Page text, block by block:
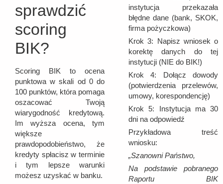
sprawdzić
scoring
BIK?
Scoring BIK to ocena
punktowa w skali od 0 do
100 punktów, która pomaga
oszacować Twoją
wiarygodność kredytową.
Im wyższa ocena, tym
większe
prawdopodobieństwo, że
kredyty spłacisz w terminie
i tym lepsze warunki
możesz uzyskać w banku.
instytucja przekazała
błędne dane (bank, SKOK,
firma pożyczkowa)
Krok 3: Napisz wniosek o
korektę danych do tej
instytucji (NIE do BIK!)
Krok 4: Dołącz dowody
(potwierdzenia przelewów,
umowy, korespondencję)
Krok 5: Instytucja ma 30
dni na odpowiedź
Przykładowa treść
wniosku:
„Szanowni Państwo,
Na podstawie pobranego
Raportu BIK